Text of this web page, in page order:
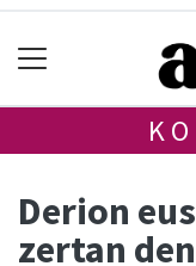
Derion
zertan den